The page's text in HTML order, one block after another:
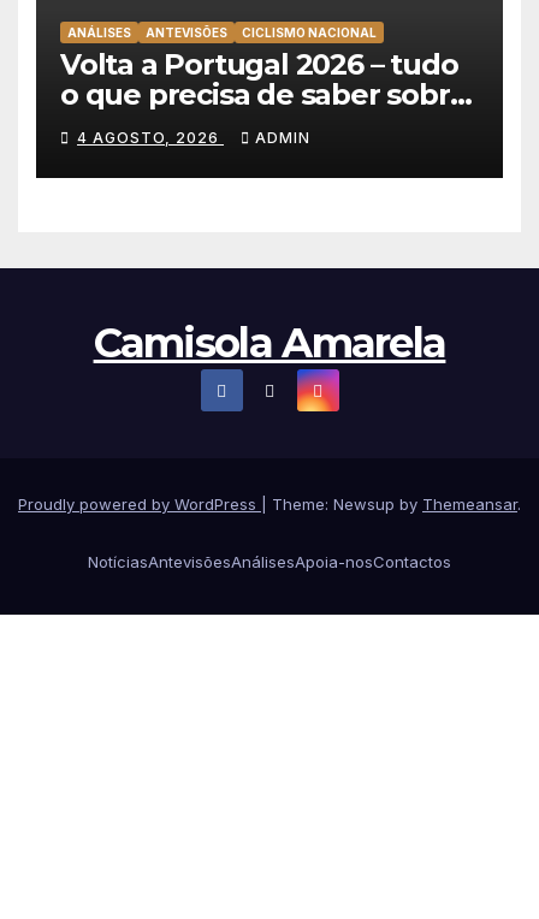
ANÁLISES ANTEVISÕES CICLISMO NACIONAL
Volta a Portugal 2026 – tudo
o que precisa de saber sobre
as equipas e o percurso
4 AGOSTO, 2026 ADMIN
Camisola Amarela
Proudly powered by WordPress Theme: Newsup by Themeansar.
NotíciasAntevisõesAnálisesApoia-nosContactos